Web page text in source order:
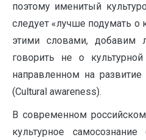
поэтому именитый
следует «лучше подумать о
этими словами, добавим
говорить не о
направленном на
(Cultural awareness).
В современном
культурное